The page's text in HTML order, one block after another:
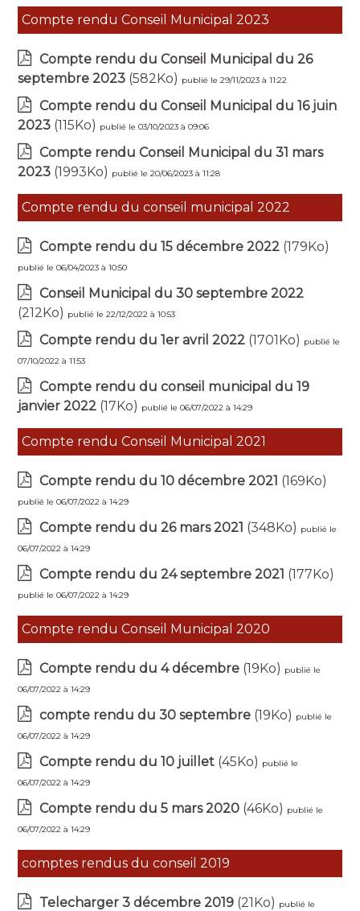
Compte rendu Conseil Municipal 2023
Compte rendu du Conseil Municipal du 26
septembre 2023 (582Ko) publié le 29/11/2023 à 11:22
Compte rendu du Conseil Municipal du 16 juin
2023 (115Ko) publié le 03/10/2023 à 09:06
Compte rendu Conseil Municipal du 31 mars
2023 (1993Ko) publié le 20/06/2023 à 11:28
Compte rendu du conseil municipal 2022
Compte rendu du 15 décembre 2022 (179Ko)
publié le 06/04/2023 à 10:50
Conseil Municipal du 30 septembre 2022
(212Ko) publié le 22/12/2022 à 10:53
Compte rendu du 1er avril 2022 (1701Ko) publié le
07/10/2022 à 11:53
Compte rendu du conseil municipal du 19
janvier 2022 (17Ko) publié le 06/07/2022 à 14:29
Compte rendu Conseil Municipal 2021
Compte rendu du 10 décembre 2021 (169Ko)
publié le 06/07/2022 à 14:29
Compte rendu du 26 mars 2021 (348Ko) publié le
06/07/2022 à 14:29
Compte rendu du 24 septembre 2021 (177Ko)
publié le 06/07/2022 à 14:29
Compte rendu Conseil Municipal 2020
Compte rendu du 4 décembre (19Ko) publié le
06/07/2022 à 14:29
compte rendu du 30 septembre (19Ko) publié le
06/07/2022 à 14:29
Compte rendu du 10 juillet (45Ko) publié le
06/07/2022 à 14:29
Compte rendu du 5 mars 2020 (46Ko) publié le
06/07/2022 à 14:29
comptes rendus du conseil 2019
Telecharger 3 décembre 2019 (21Ko) publié le